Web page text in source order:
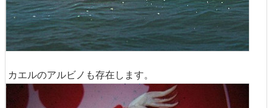
カエルのアルビノも存在します。